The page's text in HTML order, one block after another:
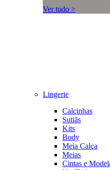
Ver tudo >
Lingerie
Calcinhas
Sutiãs
Kits
Body
Meia Calça
Meias
Cintas e